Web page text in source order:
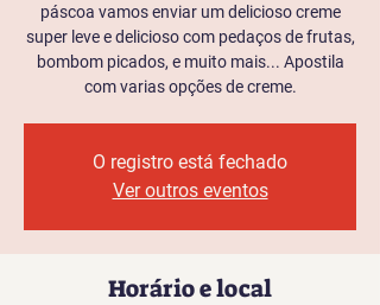
páscoa vamos enviar um delicioso creme
super leve e delicioso com pedaços de frutas,
bombom picados, e muito mais... Apostila
com varias opções de creme.
O registro está fechado
Ver outros eventos
Horário e local